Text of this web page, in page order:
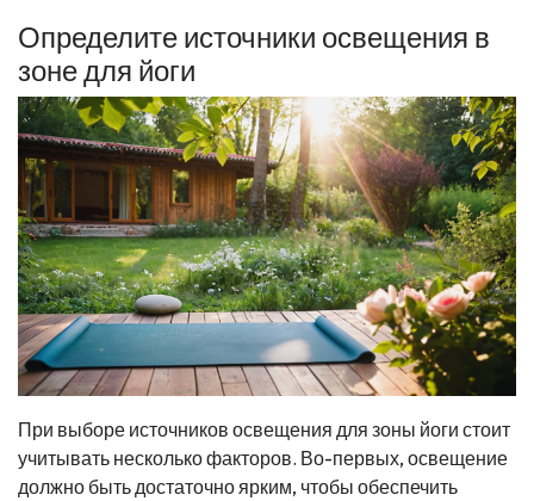
Определите источники освещения в
зоне для йоги
При выборе источников освещения для зоны йоги стоит
учитывать несколько факторов. Во-первых, освещение
должно быть достаточно ярким, чтобы обеспечить